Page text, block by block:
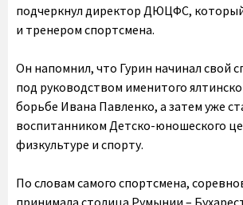
подчеркнул директор ДЮЦФС, который
и тренером спортсмена.
Он напомнил, что Гурин начинал свой
под руководством именитого
борьбе Ивана Павленко, а затем уже
воспитанником Детско-юношеского
физкультуре и спорту.
По словам самого спортсмена,
принимала столица Румынии –